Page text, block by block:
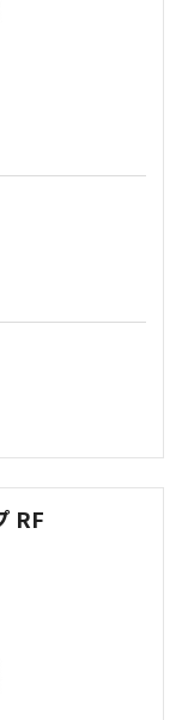
RF